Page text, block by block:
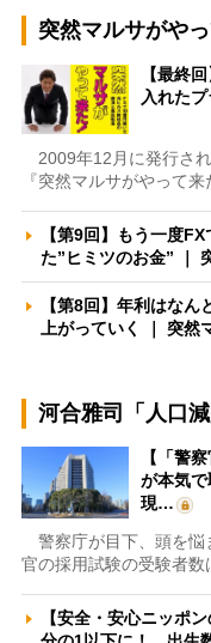
突然マルサがやっ
【最終
入れた
2009年12月に発行さ
『突然マルサがやって
【第9回】もう一度
た”ヒミツのお金” ｜
【第8回】年利はな
上がっていく ｜ 突然
河合雅司「人口
【「警
が本気
現…
警察庁が目下、頭を悩
官の採用試験の受験者
【安全・安心ニッポ